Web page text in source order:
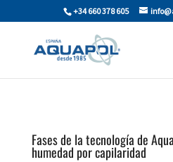
+34 660 378 605
Fases de la tecnología de
humedad por capilaridad